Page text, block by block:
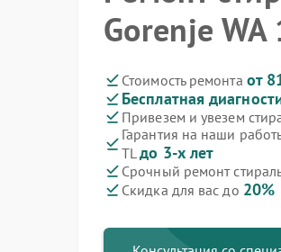
Gorenje WA
Стоимость ремонта от
Бесплатная
Привезем и увезем
Гарантия на наши
TLдо 3-х лет
Срочный ремонт
Скидка для вас до 20%